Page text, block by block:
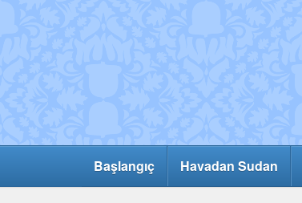
Başlangıç Havadan Sudan